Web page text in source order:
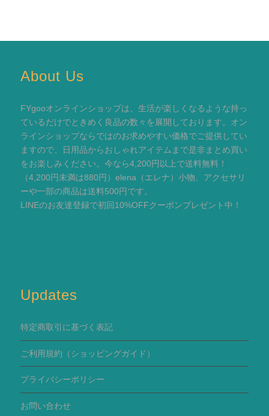
About Us
FYgooオンラインショップは、生活が楽しくなるような持っ
ているだけでときめく良品の数々を展開しております。オン
ラインショップならではのお求めやすい価格でご提供してい
ますので、日用品からおしゃれアイテムまで是非まとめ買い
をお楽しみください。今なら4,200円以上で送料無料！
（4,200円未満は880円）elena（エレナ）小物、アクセサリ
ーや一部の商品は送料500円です。
LINEのお友達登録で初回10%OFFクーポンプレゼント中！
Updates
特定商取引に基づく表記
ご利用規約 （ショッピングガイド）
プライバシーポリシー
お問い合わせ